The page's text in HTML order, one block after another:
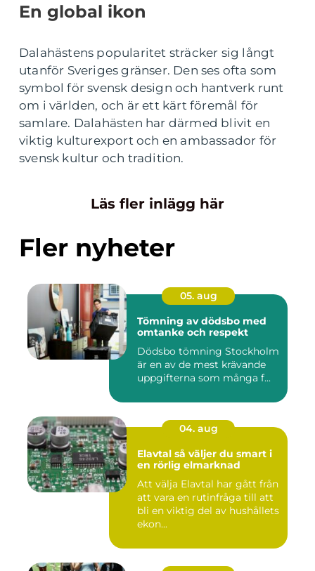
En global ikon
Dalahästens popularitet sträcker sig långt
utanför Sveriges gränser. Den ses ofta som
symbol för svensk design och hantverk runt
om i världen, och är ett kärt föremål för
samlare. Dalahästen har därmed blivit en
viktig kulturexport och en ambassador för
svensk kultur och tradition.
Läs fler inlägg här
Fler nyheter
05. aug
Tömning av dödsbo med
omtanke och respekt
Dödsbo tömning Stockholm
är en av de mest krävande
uppgifterna som många f...
04. aug
Elavtal så väljer du smart i
en rörlig elmarknad
Att välja Elavtal har gått från
att vara en rutinfråga till att
bli en viktig del av hushållets
ekon...